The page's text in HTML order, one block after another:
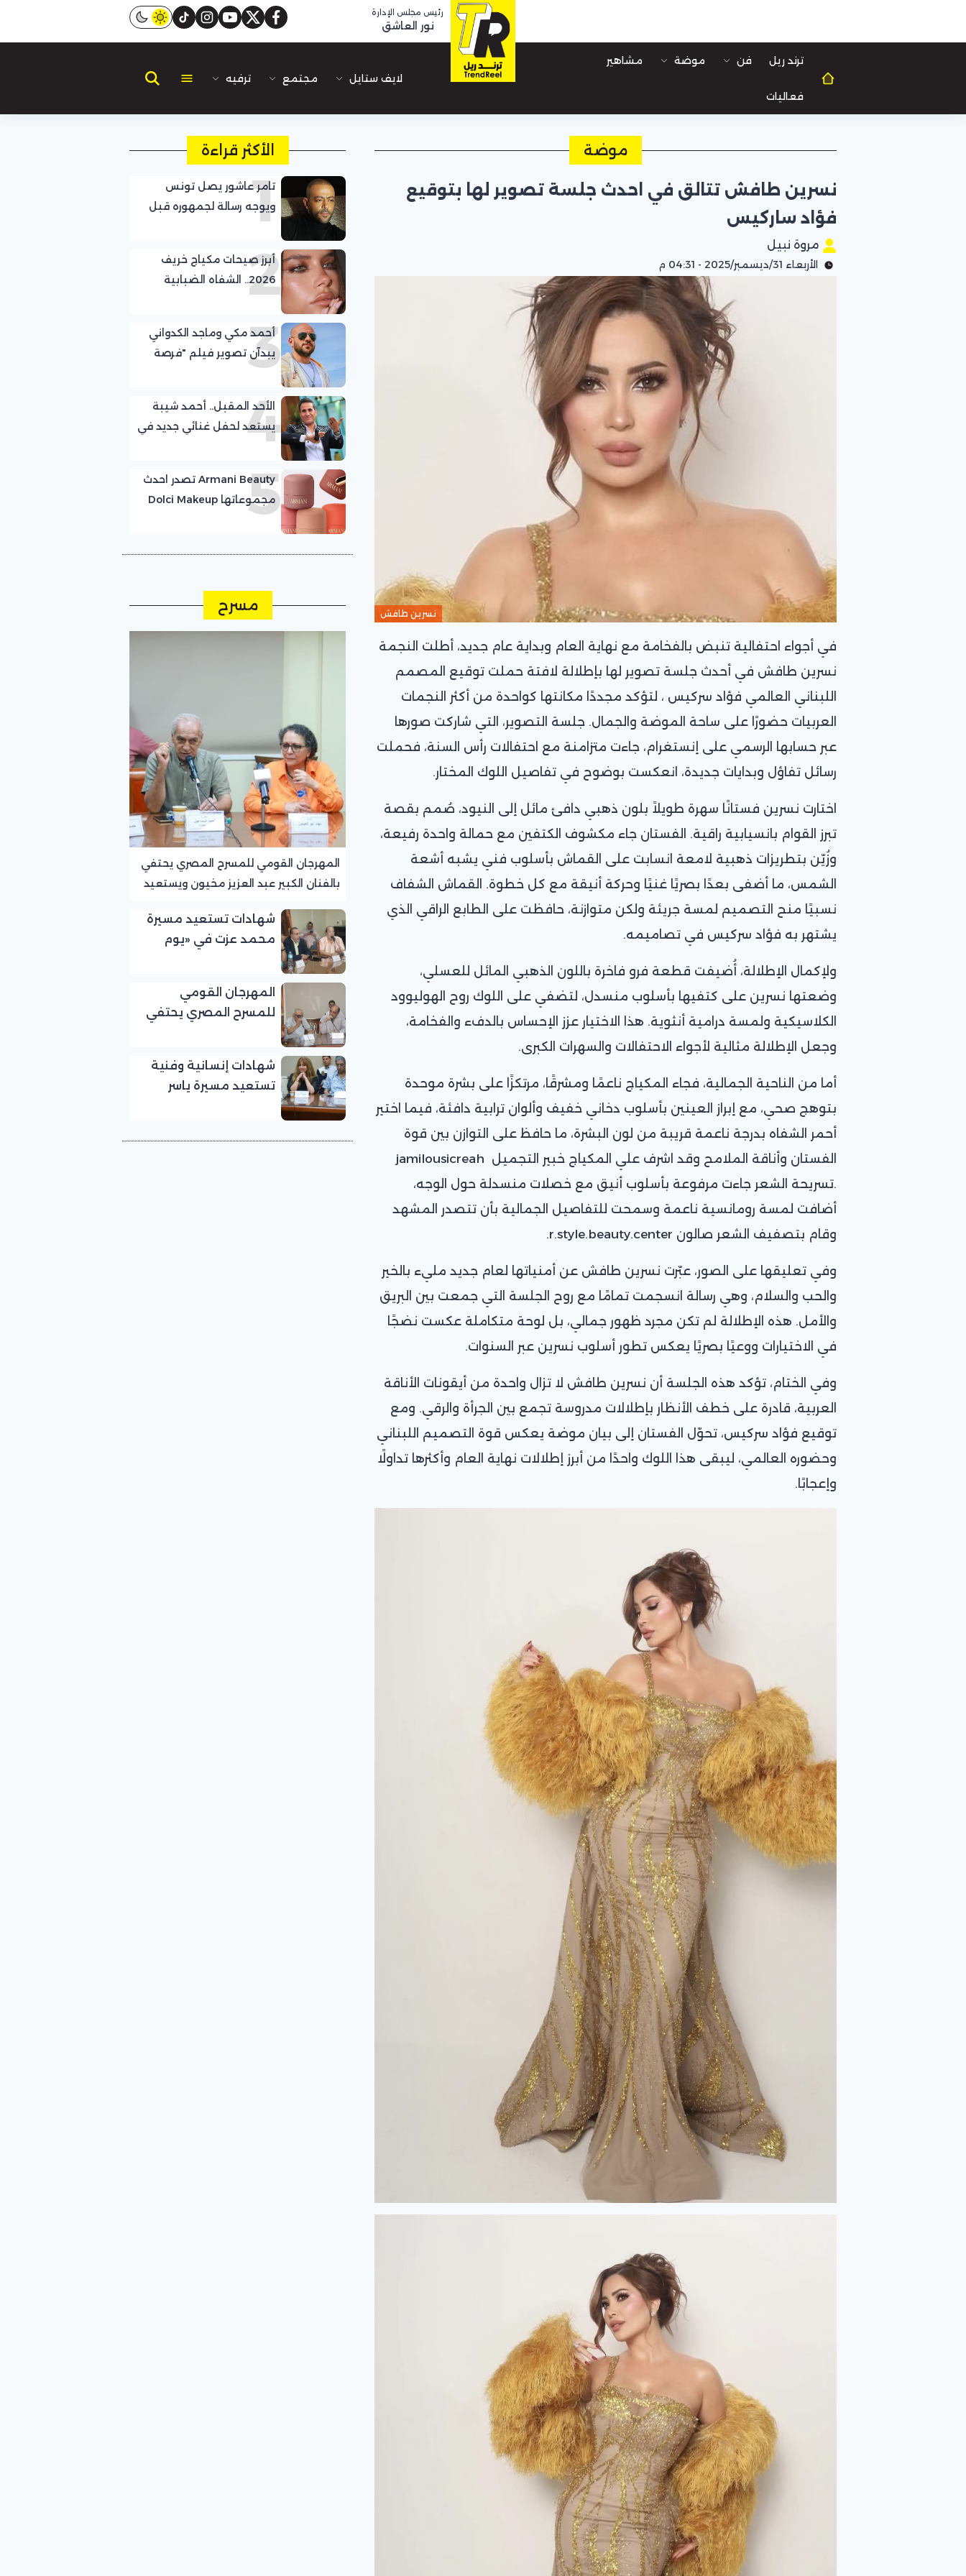
رئيس مجلس الإدارة
نور العاشق facebook
twitter
youtube
instagram
tiktok
ترند ريل فن موضة مشاهير
فعاليات
لايف ستايل مجتمع ترفيه
موضة
نسرين طافش تتالق في احدث جلسة تصوير لها بتوقيع
فؤاد ساركيس
مروة نبيل
الأربعاء 31/ديسمبر/2025 - 04:31 م
نسرين طافش
في أجواء احتفالية تنبض بالفخامة مع نهاية العام وبداية عام جديد، أطلت النجمة
نسرين طافش في أحدث جلسة تصوير لها بإطلالة لافتة حملت توقيع المصمم
اللبناني العالمي فؤاد سركيس ، لتؤكد مجددًا مكانتها كواحدة من أكثر النجمات
العربيات حضورًا على ساحة الموضة والجمال. جلسة التصوير، التي شاركت صورها
عبر حسابها الرسمي على إنستغرام، جاءت متزامنة مع احتفالات رأس السنة، فحملت
رسائل تفاؤل وبدايات جديدة، انعكست بوضوح في تفاصيل اللوك المختار.
اختارت نسرين فستانًا سهرة طويلاً بلون ذهبي دافئ مائل إلى النيود، صُمم بقصة
تبرز القوام بانسيابية راقية. الفستان جاء مكشوف الكتفين مع حمالة واحدة رفيعة،
وزُيّن بتطريزات ذهبية لامعة انسابت على القماش بأسلوب فني يشبه أشعة
الشمس، ما أضفى بعدًا بصريًا غنيًا وحركة أنيقة مع كل خطوة. القماش الشفاف
نسبيًا منح التصميم لمسة جريئة ولكن متوازنة، حافظت على الطابع الراقي الذي
يشتهر به فؤاد سركيس في تصاميمه.
ولإكمال الإطلالة، أُضيفت قطعة فرو فاخرة باللون الذهبي المائل للعسلي،
وضعتها نسرين على كتفيها بأسلوب منسدل، لتضفي على اللوك روح الهوليوود
الكلاسيكية ولمسة درامية أنثوية. هذا الاختيار عزز الإحساس بالدفء والفخامة،
وجعل الإطلالة مثالية لأجواء الاحتفالات والسهرات الكبرى.
أما من الناحية الجمالية، فجاء المكياج ناعمًا ومشرقًا، مرتكزًا على بشرة موحدة
بتوهج صحي، مع إبراز العينين بأسلوب دخاني خفيف وألوان ترابية دافئة، فيما اختير
أحمر الشفاه بدرجة ناعمة قريبة من لون البشرة، ما حافظ على التوازن بين قوة
الفستان وأناقة الملامح وقد اشرف علي المكياج خبير التجميل jamilousicreah
.تسريحة الشعر جاءت مرفوعة بأسلوب أنيق مع خصلات منسدلة حول الوجه،
أضافت لمسة رومانسية ناعمة وسمحت للتفاصيل الجمالية بأن تتصدر المشهد
وقام بتصفيف الشعر صالون r.style.beauty.center.
وفي تعليقها على الصور، عبّرت نسرين طافش عن أمنياتها لعام جديد مليء بالخير
والحب والسلام، وهي رسالة انسجمت تمامًا مع روح الجلسة التي جمعت بين البريق
والأمل. هذه الإطلالة لم تكن مجرد ظهور جمالي، بل لوحة متكاملة عكست نضجًا
في الاختيارات ووعيًا بصريًا يعكس تطور أسلوب نسرين عبر السنوات.
وفي الختام، تؤكد هذه الجلسة أن نسرين طافش لا تزال واحدة من أيقونات الأناقة
العربية، قادرة على خطف الأنظار بإطلالات مدروسة تجمع بين الجرأة والرقي. ومع
توقيع فؤاد سركيس، تحوّل الفستان إلى بيان موضة يعكس قوة التصميم اللبناني
وحضوره العالمي، ليبقى هذا اللوك واحدًا من أبرز إطلالات نهاية العام وأكثرها تداولًا
وإعجابًا.
الأكثر قراءة
1
تامر عاشور يصل تونس
ويوجه رسالة لجمهوره قبل
2
أبرز صيحات مكياج خريف
2026.. الشفاه الضبابية
3
أحمد مكي وماجد الكدواني
يبدآن تصوير فيلم "فرصة
4
الأحد المقبل.. أحمد شيبة
يستعد لحفل غنائي جديد في
5
Armani Beauty تصدر احدث
مجموعاتها Dolci Makeup
مسرح
المهرجان القومي للمسرح المصري يحتفي
بالفنان الكبير عبد العزيز مخيون ويستعيد
شهادات تستعيد مسيرة
محمد عزت في «يوم
للمسرح المصري
المهرجان القومي
للمسرح المصري يحتفي
لرموز المسرح»
شهادات إنسانية وفنية
تستعيد مسيرة ياسر